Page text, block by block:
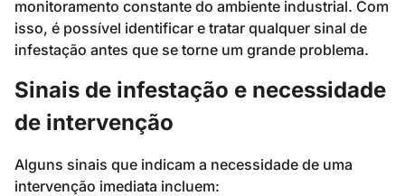
monitoramento constante do ambiente industrial. Com
isso, é possível identificar e tratar qualquer sinal de
infestação antes que se torne um grande problema.
Sinais de infestação e necessidade
de intervenção
Alguns sinais que indicam a necessidade de uma
intervenção imediata incluem: